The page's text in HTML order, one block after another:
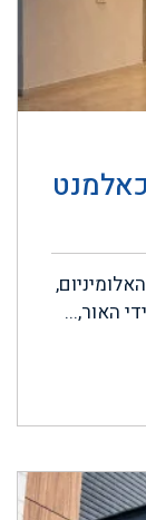
האור,...